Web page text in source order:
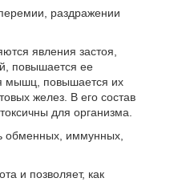
раздражении
явления застоя,
повышается ее
мышц, повышается их
желез. В его состав
для организма.
обменных, иммунных,
и позволяет, как